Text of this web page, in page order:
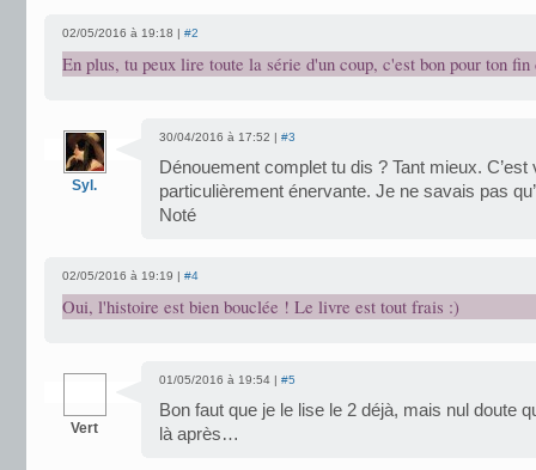
02/05/2016 à 19:18 | #2
En plus, tu peux lire toute la série d'un coup, c'est bon pour ton
Syl.
30/04/2016 à 17:52 | #3
Dénouement complet tu dis ? Tant mieux.
particulièrement énervante. Je ne savais pas
Noté
02/05/2016 à 19:19 | #4
Oui, l'histoire est bien bouclée ! Le livre est tout frais :)
Vert
01/05/2016 à 19:54 | #5
Bon faut que je le lise le 2 déjà, mais nul doute
là après…